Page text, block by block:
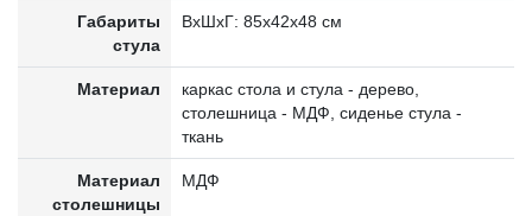
Габариты
стула
ВxШxГ: 85x42х48 см
Материал
каркас стола и стула - дерево,
столешница - МДФ, сиденье стула -
ткань
Материал
столешницы
МДФ